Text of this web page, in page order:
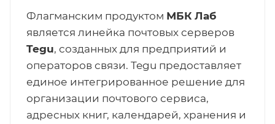
Флагманским продуктом МБК Лаб
является линейка почтовых серверов
Tegu, созданных для предприятий и
операторов связи. Tegu предоставляет
единое интегрированное решение для
организации почтового сервиса,
адресных книг, календарей, хранения и